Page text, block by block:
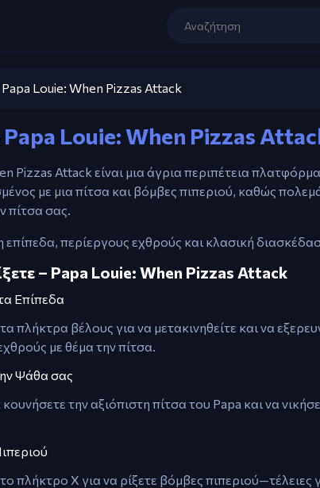
Παίξε τώρα
Papa Louie: When Pizzas Attack
Δεξί
X –
Z –
Papa Louie: When Pizzas
Pizzas Attack είναι μια άγρια περιπέτεια
με μια πίτσα και βόμβες πιπεριού, καθώς
πίτσα σας.
περίεργους εχθρούς και κλασική
– Papa Louie: When Pizzas Attack
Επίπεδα
πλήκτρα βέλους για να μετακινηθείτε και να
με θέμα την πίτσα.
Ψάθα σας
την αξιόπιστη πίτσα του Papa και να
πλήκτρο X για να ρίξετε βόμβες